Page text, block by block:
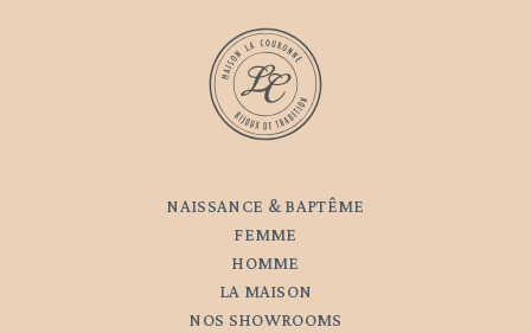
NAISSANCE & BAPTÊME
FEMME
HOMME
LA MAISON
NOS SHOWROOMS